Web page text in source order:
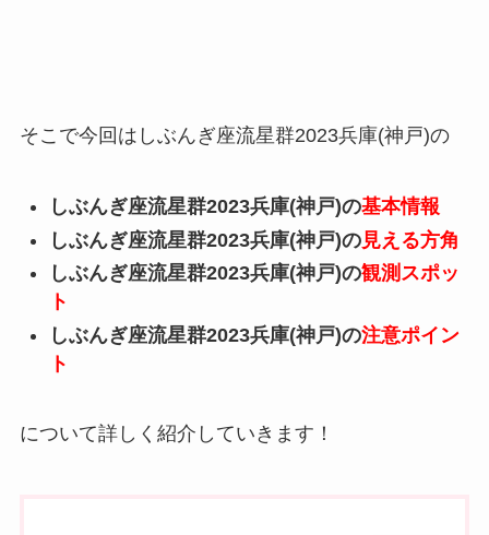
そこで今回はしぶんぎ座流星群2023兵庫(神戸)の
しぶんぎ座流星群2023兵庫(神戸)の基本情報
しぶんぎ座流星群2023兵庫(神戸)の見える方角
しぶんぎ座流星群2023兵庫(神戸)の観測スポッ
ト
しぶんぎ座流星群2023兵庫(神戸)の注意ポイン
ト
について詳しく紹介していきます！